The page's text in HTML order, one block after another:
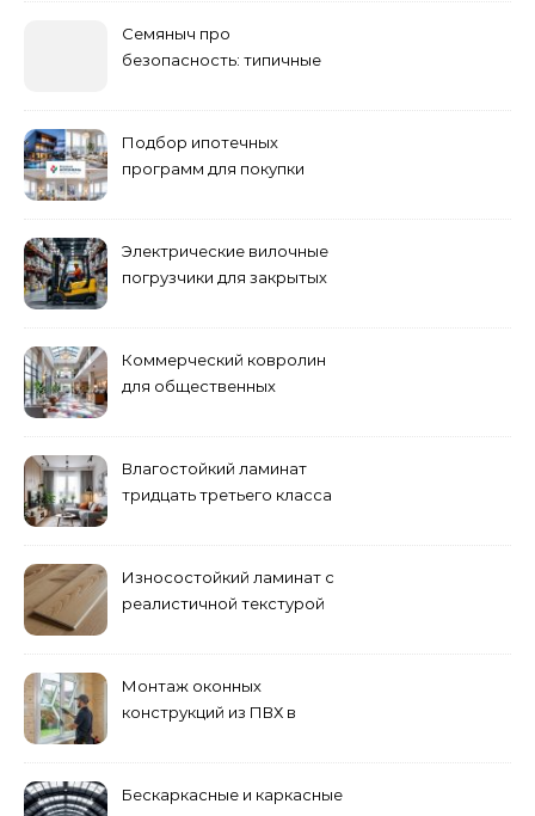
Семяныч про
безопасность: типичные
Подбор ипотечных
программ для покупки
Электрические вилочные
погрузчики для закрытых
Коммерческий ковролин
для общественных
Влагостойкий ламинат
тридцать третьего класса
Износостойкий ламинат с
реалистичной текстурой
Монтаж оконных
конструкций из ПВХ в
Бескаркасные и каркасные